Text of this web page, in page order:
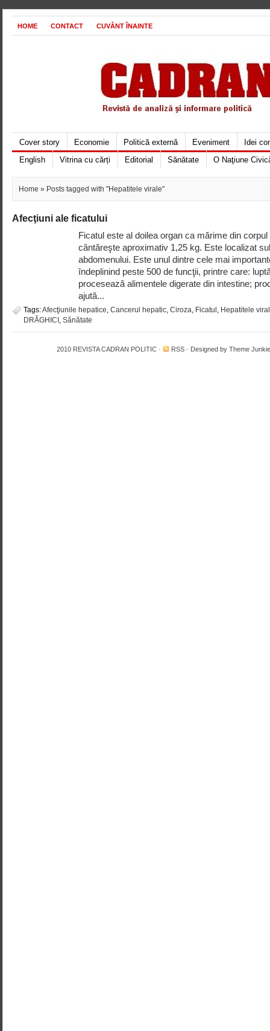
HOME CONTACT CUVÂNT ÎNAINTE
Cover story Economie Politică externă Eveniment
Idei
English
Vitrina cu cărți Editorial Sănătate O Naţiune
Home » Posts tagged with "Hepatitele virale"
Afecţiuni ale ficatului
Ficatul este al doilea organ ca mărime din
cântăreşte aproximativ 1,25 kg. Este localizat
abdomenului. Este unul dintre cele mai
îndeplinind peste 500 de funcţii, printre care:
procesează alimentele digerate din intestine;
ajută...
Tags:Afecţiunile hepatice, Cancerul hepatic, Ciroza, Ficatul , Hepatitele
DRĂGHICI , Sănătate
2010 REVISTA CADRAN POLITIC · RSS · Designed by Theme Junkie